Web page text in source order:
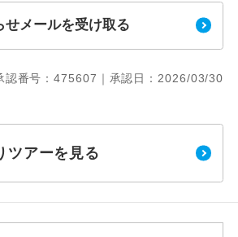
せメールを受け取る
認番号：475607｜承認日：2026/03/30
ツアーを見る